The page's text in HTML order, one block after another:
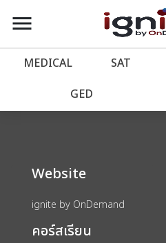
account_balance หน้าแรก
เว็บไซต์อิกไนท์
import_contacts วางแผนการเรียน
account_circle เข้าสู่ระบบ
menu
MEDICAL SAT
GED
We could not find
Website
ignite by OnDemand
คอร์สเรียน